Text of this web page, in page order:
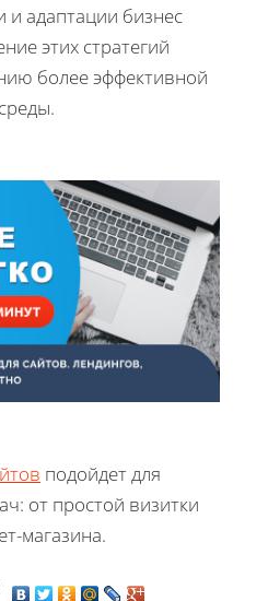
адаптации бизнес
этих стратегий
более эффективной
подойдет для
от простой визитки
магазина.